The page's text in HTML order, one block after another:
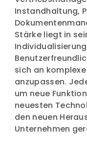
Instandhaltung,
Stärke liegt in
sich an
anzupassen.
um neue
neuesten
den neuen
Unternehmen